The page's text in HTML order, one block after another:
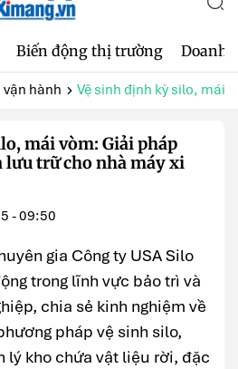
Biến động thị trường Doanh
vận hành Vệ sinh định kỳ silo, mái
mái vòm: Giải pháp
lưu trữ cho nhà máy xi
- 09:50
gia Công ty USA Silo
trong lĩnh vực bảo trì và
chia sẻ kinh nghiệm về
pháp vệ sinh silo,
lý kho chứa vật liệu rời, đặc